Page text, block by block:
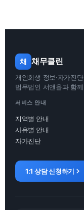
채 채무클린
개인회생 정보·자가진
법무법인 서앤율과 함
서비스 안내
지역별 안내
사유별 안내
자가진단
1:1 상담 신청하기